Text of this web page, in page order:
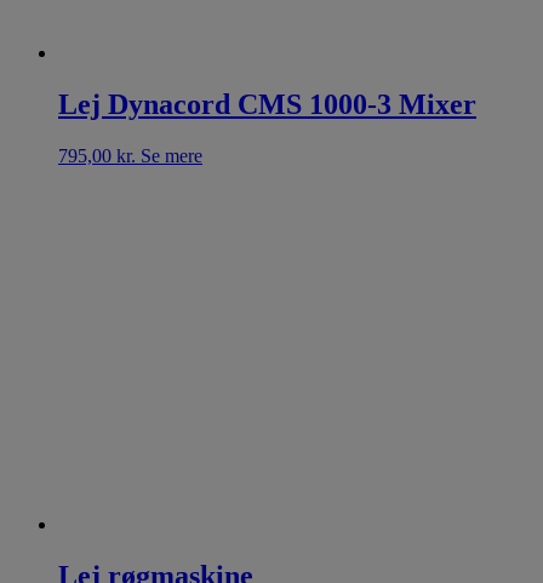
Lej Dynacord CMS 1000-3 Mixer
795,00 kr. Se mere
Lej røgmaskine